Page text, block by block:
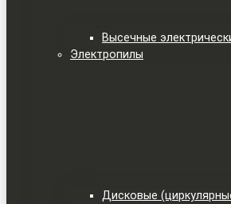
Высечные
Электропилы
Дисковые